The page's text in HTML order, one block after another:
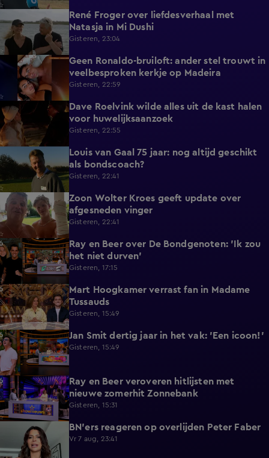
René Froger over liefdesverhaal met
Natasja in Mi Dushi
Gisteren, 23:04
1:01
Geen Ronaldo-bruiloft: ander stel trouwt in
veelbesproken kerkje op Madeira
Gisteren, 22:59
1:37
Dave Roelvink wilde alles uit de kast halen
voor huwelijksaanzoek
Gisteren, 22:55
1:16
Louis van Gaal 75 jaar: nog altijd geschikt
als bondscoach?
Gisteren, 22:41
0:59
Zoon Wolter Kroes geeft update over
afgesneden vinger
Gisteren, 22:41
1:45
Ray en Beer over De Bondgenoten: 'Ik zou
het niet durven'
Gisteren, 17:15
1:59
Mart Hoogkamer verrast fan in Madame
Tussauds
Gisteren, 15:49
7:33 Jan Smit dertig jaar in het vak: 'Een icoon!'
Gisteren, 15:49
4:47
Ray en Beer veroveren hitlijsten met
nieuwe zomerhit Zonnebank
Gisteren, 15:31
BN'ers reageren op overlijden Peter Faber
Vr 7 aug, 23:41